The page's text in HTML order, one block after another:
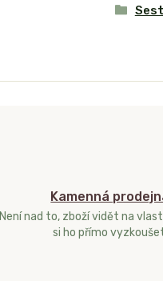
Kamenná
Není nad to, zboží vidět na
si ho přímo